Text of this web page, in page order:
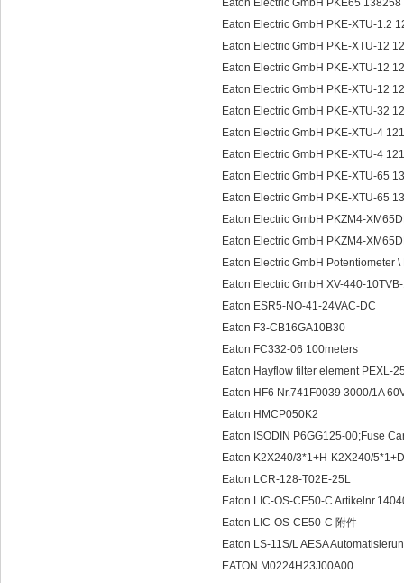
Eaton Electric GmbH PKE65
Eaton Electric GmbH PKE-XTU-1.2
Eaton Electric GmbH PKE-XTU-12
Eaton Electric GmbH PKE-XTU-12
Eaton Electric GmbH PKE-XTU-12
Eaton Electric GmbH PKE-XTU-32
Eaton Electric GmbH PKE-XTU-4
Eaton Electric GmbH PKE-XTU-4
Eaton Electric GmbH PKE-XTU-65
Eaton Electric GmbH PKE-XTU-65
Eaton Electric GmbH PKZM4-
Eaton Electric GmbH PKZM4-
Eaton Electric GmbH Potentiometer
Eaton Electric GmbH XV-440-
Eaton ESR5-NO-41-24VAC-DC
Eaton F3-CB16GA10B30
Eaton FC332-06 100meters
Eaton Hayflow filter element PEXL-
Eaton HF6 Nr.741F0039 3000/1A
Eaton HMCP050K2
Eaton ISODIN P6GG125-00;Fuse
Eaton K2X240/3*1+H-K2X240/
Eaton LCR-128-T02E-25L
Eaton LIC-OS-CE50-C
Eaton LIC-OS-CE50-C 附件
Eaton LS-11S/L AESA
EATON M0224H23J00A00